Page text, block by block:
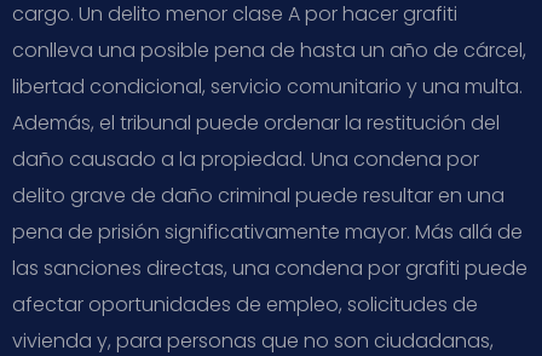
cargo. Un delito menor clase A por hacer grafiti
conlleva una posible pena de hasta un año de cárcel,
libertad condicional, servicio comunitario y una multa.
Además, el tribunal puede ordenar la restitución del
daño causado a la propiedad. Una condena por
delito grave de daño criminal puede resultar en una
pena de prisión significativamente mayor. Más allá de
las sanciones directas, una condena por grafiti puede
afectar oportunidades de empleo, solicitudes de
vivienda y, para personas que no son ciudadanas,